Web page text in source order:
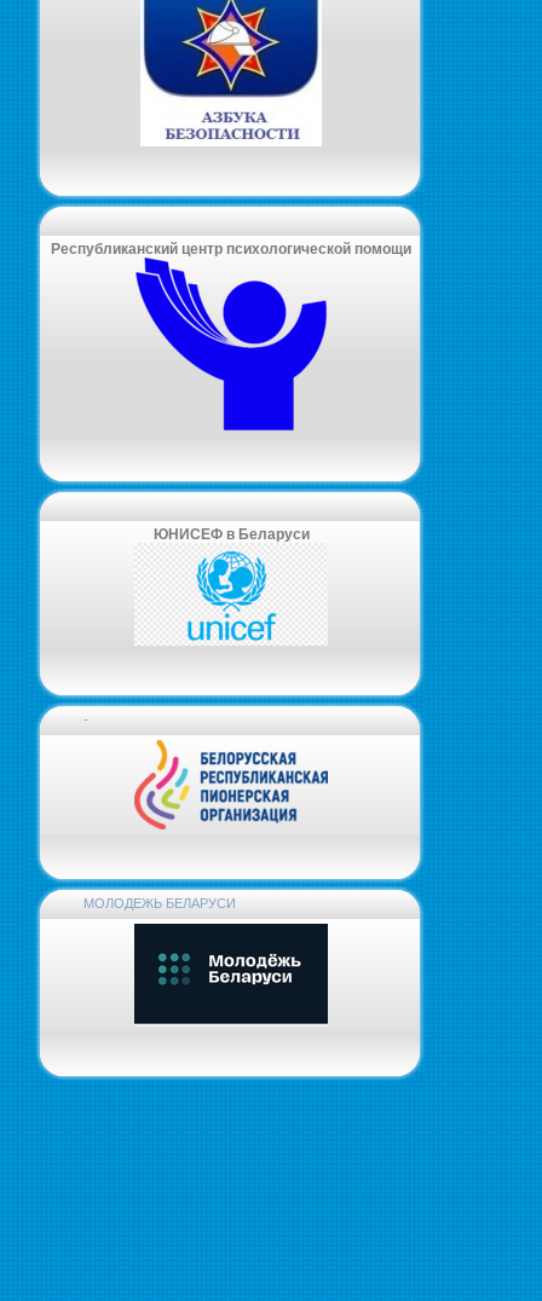
Республиканский центр психологической помощи
ЮНИСЕФ в Беларуси
-
МОЛОДЕЖЬ БЕЛАРУСИ